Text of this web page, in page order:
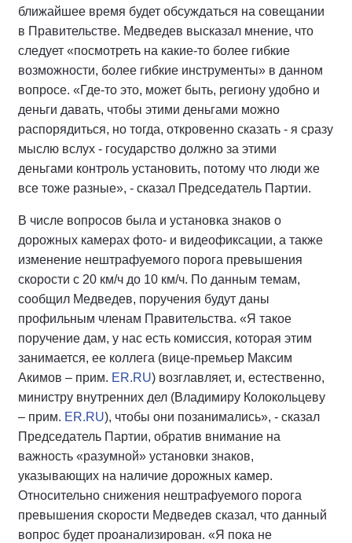
ближайшее время будет обсуждаться на совещании
в Правительстве. Медведев высказал мнение, что
следует «посмотреть на какие-то более гибкие
возможности, более гибкие инструменты» в данном
вопросе. «Где-то это, может быть, региону удобно и
деньги давать, чтобы этими деньгами можно
распорядиться, но тогда, откровенно сказать - я сразу
мыслю вслух - государство должно за этими
деньгами контроль установить, потому что люди же
все тоже разные», - сказал Председатель Партии.
В числе вопросов была и установка знаков о
дорожных камерах фото- и видеофиксации, а также
изменение нештрафуемого порога превышения
скорости с 20 км/ч до 10 км/ч. По данным темам,
сообщил Медведев, поручения будут даны
профильным членам Правительства. «Я такое
поручение дам, у нас есть комиссия, которая этим
занимается, ее коллега (вице-премьер Максим
Акимов – прим. ER.RU) возглавляет, и, естественно,
министру внутренних дел (Владимиру Колокольцеву
– прим. ER.RU), чтобы они позанимались», - сказал
Председатель Партии, обратив внимание на
важность «разумной» установки знаков,
указывающих на наличие дорожных камер.
Относительно снижения нештрафуемого порога
превышения скорости Медведев сказал, что данный
вопрос будет проанализирован. «Я пока не